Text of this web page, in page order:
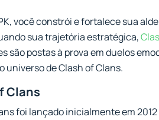
você constrói e fortalece sua
sua trajetória estratégica,
são postas à prova em duelos
universo de Clash of Clans.
Clans
foi lançado inicialmente em